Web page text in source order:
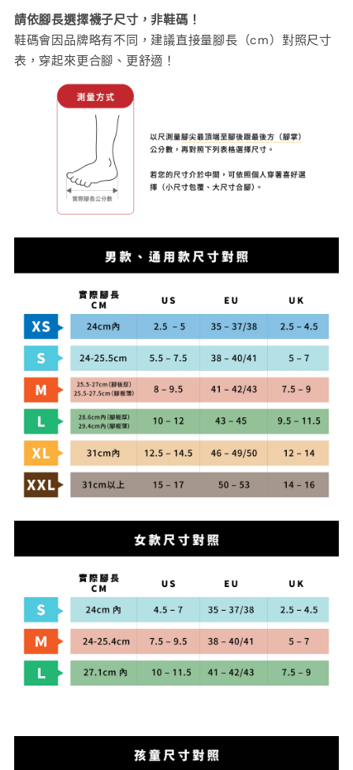
請依腳長選擇襪子尺寸，非鞋碼！
鞋碼會因品牌略有不同，建議直接量腳長（cm）對照尺寸
表，穿起來更合腳、更舒適！